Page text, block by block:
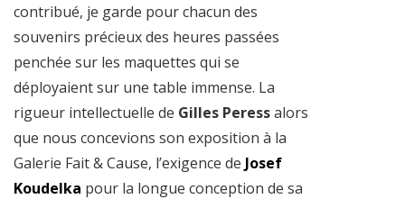
contribué, je garde pour chacun des
souvenirs précieux des heures passées
penchée sur les maquettes qui se
déployaient sur une table immense. La
rigueur intellectuelle de Gilles Peressalors
que nous concevions son exposition à la
Galerie Fait & Cause, l’exigence de Josef
Koudelka pour la longue conception de sa